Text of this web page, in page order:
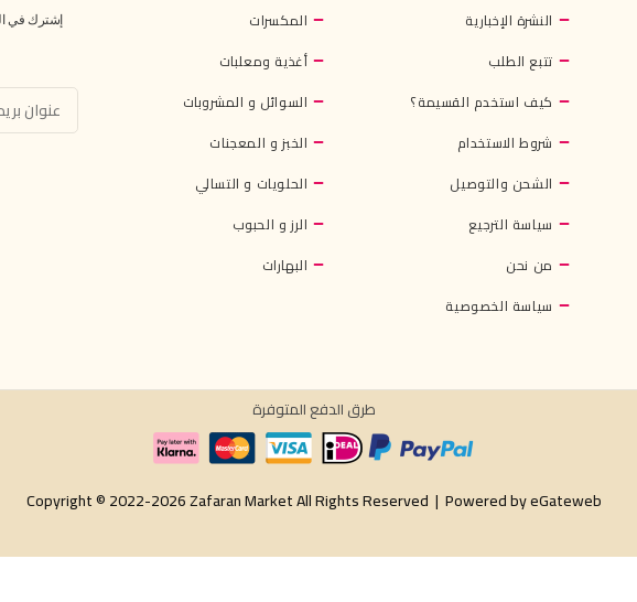
النشرة الإخبارية
تتبع الطلب
كيف استخدم القسيمة؟
شروط الاستخدام
الشحن والتوصيل
سياسة الترجيع
من نحن
سياسة الخصوصية
المكسرات
أغذية ومعلبات
السوائل و المشروبات
الخبز و المعجنات
الحلويات و التسالي
الرز و الحبوب
البهارات
إشترك في
طرق الدفع المتوفرة
Copyright © 2022-2026 Zafaran Market All Rights Reserved | Powered byeGateweb